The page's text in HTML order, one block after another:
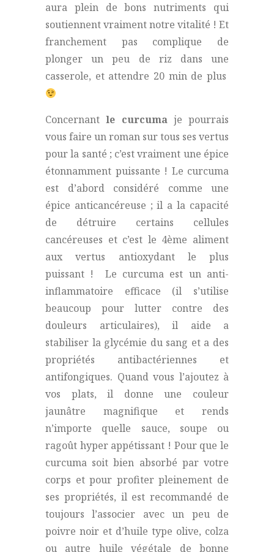
aura plein de bons nutriments qui
soutiennent vraiment notre vitalité ! Et
franchement pas complique de
plonger un peu de riz dans une
casserole, et attendre 20 min de plus
Concernantle curcumaje pourrais
vous faire un roman sur tous ses vertus
pour la santé ; c’est vraiment une épice
étonnamment puissante ! Le curcuma
est d’abord considéré comme une
épice anticancéreuse ; il a la capacité
de détruire certains cellules
cancéreuses et c’est le 4ème aliment
aux vertus antioxydant le plus
puissant ! Le curcuma est un anti-
inflammatoire efficace (il s’utilise
beaucoup pour lutter contre des
douleurs articulaires), il aide a
stabiliser la glycémie du sang et a des
propriétés antibactériennes et
antifongiques. Quand vous l’ajoutez à
vos plats, il donne une couleur
jaunâtre magnifique et rends
n’importe quelle sauce, soupe ou
ragoût hyper appétissant ! Pour que le
curcuma soit bien absorbé par votre
corps et pour profiter pleinement de
ses propriétés, il est recommandé de
toujours l’associer avec un peu de
poivre noir et d’huile type olive, colza
ou autre huile végétale de bonne